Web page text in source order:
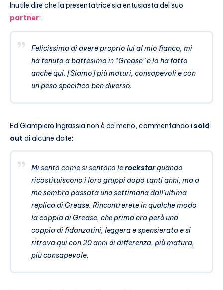
Inutile dire che la presentatrice sia entusiasta del suo
partner:
Felicissima di avere proprio lui al mio fianco, mi
ha tenuto a battesimo in “Grease” e lo ha fatto
anche qui. [Siamo] più maturi, consapevoli e con
un peso specifico ben diverso.
Ed Giampiero Ingrassia non è da meno, commentando isold
out di alcune date:
Mi sento come si sentono lerockstarquando
ricostituiscono i loro gruppi dopo tanti anni, ma a
me sembra passata una settimana dall’ultima
replica di Grease. Rincontrerete in qualche modo
la coppia di Grease, che prima era però una
coppia di fidanzatini, leggera e spensierata e si
ritrova qui con 20 anni di differenza, più matura,
più consapevole.